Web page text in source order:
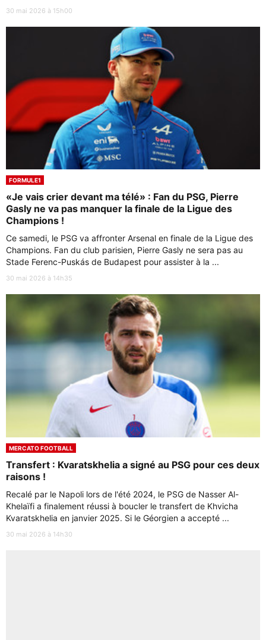
30 mai 2026 à 15h00
FORMULE1
«Je vais crier devant ma télé» : Fan du PSG, Pierre
Gasly ne va pas manquer la finale de la Ligue des
Champions !
Ce samedi, le PSG va affronter Arsenal en finale de la Ligue des
Champions. Fan du club parisien, Pierre Gasly ne sera pas au
Stade Ferenc-Puskás de Budapest pour assister à la ...
30 mai 2026 à 14h35
MERCATO FOOTBALL
Transfert : Kvaratskhelia a signé au PSG pour ces deux
raisons !
Recalé par le Napoli lors de l'été 2024, le PSG de Nasser Al-
Khelaïfi a finalement réussi à boucler le transfert de Khvicha
Kvaratskhelia en janvier 2025. Si le Géorgien a accepté ...
30 mai 2026 à 14h30